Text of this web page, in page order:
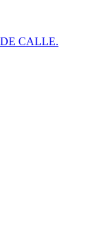
CALLE.